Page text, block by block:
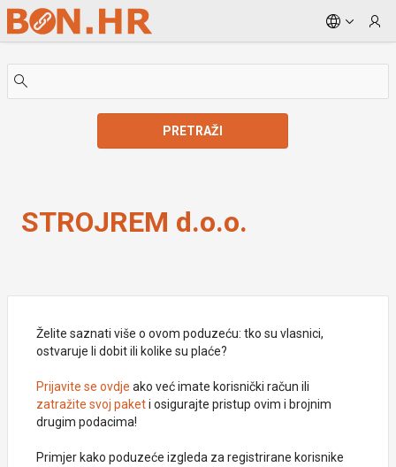
Skip to Main Content
PRETRAŽI
STROJREM d.o.o.
Želite saznati više o ovom poduzeću: tko su vlasnici,
ostvaruje li dobit ili kolike su plaće?
Prijavite se ovdje ako već imate korisnički račun ili
zatražite svoj paketi osigurajte pristup ovim i brojnim
drugim podacima!
Primjer kako poduzeće izgleda za registrirane korisnike